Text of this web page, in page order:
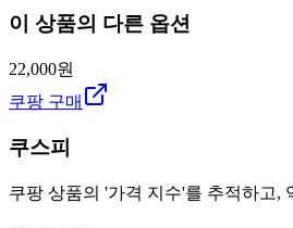
이 상품의 다른 옵션
22,000원
쿠팡 구매
쿠스피
쿠팡 상품의 '가격 지수'를 추적하고,